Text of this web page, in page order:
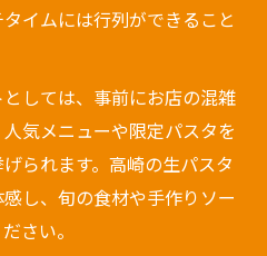
かした洋食パスタの新提
群馬洋食パスタ事情を解
が広がる群馬のグルメ事
食で人気を集める理由
イムには行列ができること
しては、事前にお店の混雑
気メニューや限定パスタを
られます。高崎の生パスタ
し、旬の食材や手作りソー
さい。